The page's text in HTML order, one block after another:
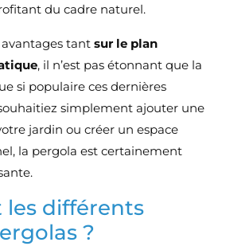
du cadre naturel.
tant sur le plan
, il n’est pas étonnant que la
si populaire ces dernières
simplement ajouter une
jardin ou créer un espace
la pergola est certainement
les différents
?